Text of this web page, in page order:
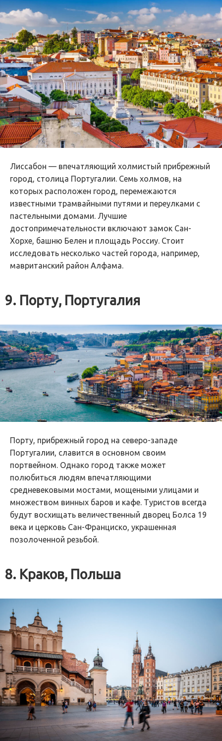
Лиссабон — впечатляющий холмистый прибрежный
город, столица Португалии. Семь холмов, на
которых расположен город, перемежаются
известными трамвайными путями и переулками с
пастельными домами. Лучшие
достопримечательности включают замок Сан-
Хорхе, башню Белен и площадь Россиу. Стоит
исследовать несколько частей города, например,
мавританский район Алфама.
9. Порту, Португалия
Порту, прибрежный город на северо-западе
Португалии, славится в основном своим
портвейном. Однако город также может
полюбиться людям впечатляющими
средневековыми мостами, мощеными улицами и
множеством винных баров и кафе. Туристов всегда
будут восхищать величественный дворец Болса 19
века и церковь Сан-Франциско, украшенная
позолоченной резьбой.
8. Краков, Польша